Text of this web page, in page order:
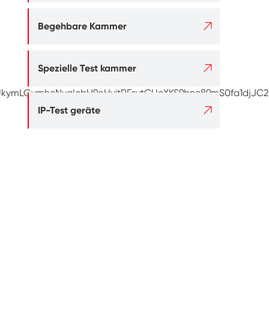
Begehbare Kammer 
Spezielle Test kammer 
IP-Test geräte 